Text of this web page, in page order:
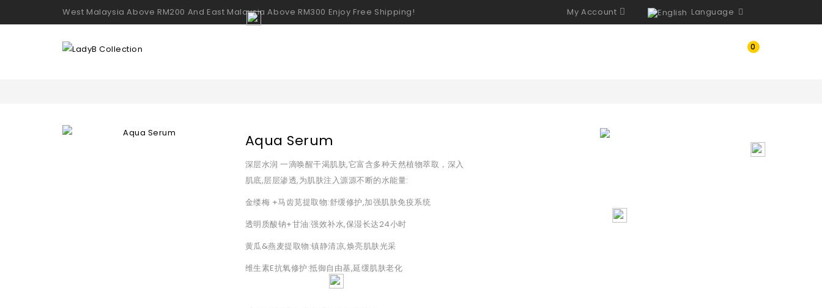
West Malaysia Above RM200 And East Malaysia Above RM300 Enjoy Free Shipping! My Account Language
0
Aqua Serum
深层水润 一滴唤醒干渴肌肤,它富含多种天然植物萃取，深入
肌底,层层渗透,为肌肤注入源源不断的水能量:
金缕梅 +马齿苋提取物:舒缓修护,加强肌肤免疫系统
透明质酸钠+甘油:强效补水,保湿长达24小时
黄瓜&燕麦提取物:镇静清凉,焕亮肌肤光采
维生素E抗氧修护:抵御自由基,延缓肌肤老化